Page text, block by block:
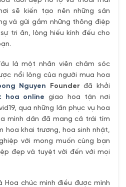
sẽ kiến tạo nên những sản
và gửi gắm những thông điệp
tri ân, lòng hiếu kính đếu cho
là một nhân viên chăm sóc
nổi lòng của người mua hoa
Nguyen Founder đã khởi
hoa online giao hoa tận nơi
qua những lần phục vụ hoa
mình dần đã mang cả trái tím
hoa khai trương, hoa sinh nhật,
với mong muốn cùng bạn
đẹp và tuyệt vời đến với mọi
Hoa chúc mình điều được mình